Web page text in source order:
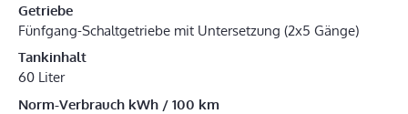
Getriebe
Fünfgang-Schaltgetriebe mit Untersetzung (2x5 Gänge)
Tankinhalt
60 Liter
Norm-Verbrauch kWh / 100 km